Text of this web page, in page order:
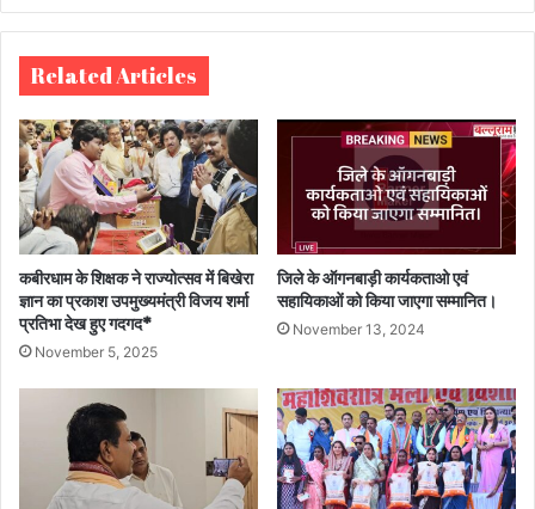
te
Related Articles
कबीरधाम के शिक्षक ने राज्योत्सव में बिखेरा
ज्ञान का प्रकाश उपमुख्यमंत्री विजय शर्मा
प्रतिभा देख हुए गदगद*
November 5, 2025
जिले के ऑगनबाड़ी कार्यकताओ एवं
सहायिकाओं को किया जाएगा सम्मानित।
November 13, 2024